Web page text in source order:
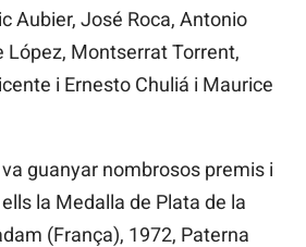
Aubier, José Roca, Antonio
López, Montserrat Torrent,
i Ernesto Chuliá i Maurice
guanyar nombrosos premis i
la Medalla de Plata de la
(França), 1972, Paterna